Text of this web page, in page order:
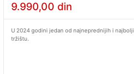
9.990,00 din
U 2024 godini jedan od najneprednijih i
tržištu.